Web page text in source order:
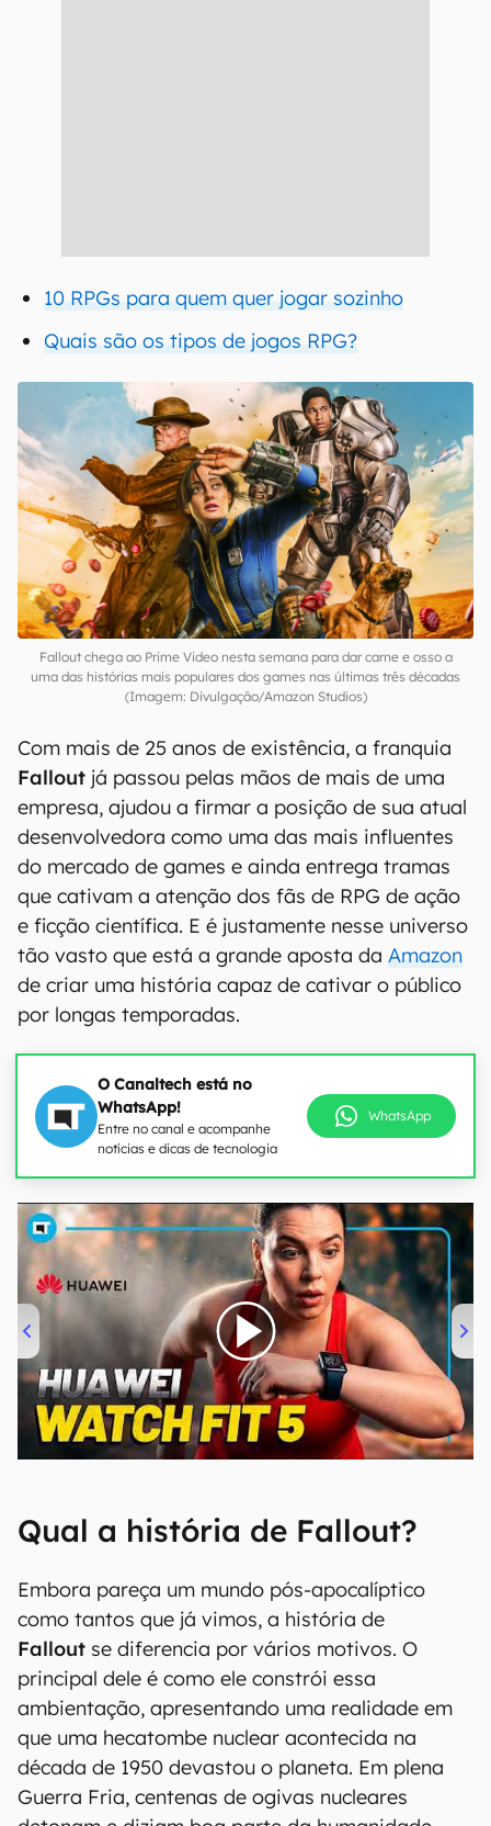
10 RPGs para quem quer jogar sozinho
Quais são os tipos de jogos RPG?
Fallout chega ao Prime Video nesta semana para dar carne e osso a
uma das histórias mais populares dos games nas últimas três décadas
(Imagem: Divulgação/Amazon Studios)
Com mais de 25 anos de existência, a franquia
Fallout já passou pelas mãos de mais de uma
empresa, ajudou a firmar a posição de sua atual
desenvolvedora como uma das mais influentes
do mercado de games e ainda entrega tramas
que cativam a atenção dos fãs de RPG de ação
e ficção científica. E é justamente nesse universo
tão vasto que está a grande aposta da Amazon
de criar uma história capaz de cativar o público
por longas temporadas.
O Canaltech está no
WhatsApp!
Entre no canal e acompanhe
notícias e dicas de tecnologia
WhatsApp
00:00/04:51
Qual a história de Fallout?
Embora pareça um mundo pós-apocalíptico
como tantos que já vimos, a história de
Fallout se diferencia por vários motivos. O
principal dele é como ele constrói essa
ambientação, apresentando uma realidade em
que uma hecatombe nuclear acontecida na
década de 1950 devastou o planeta. Em plena
Guerra Fria, centenas de ogivas nucleares